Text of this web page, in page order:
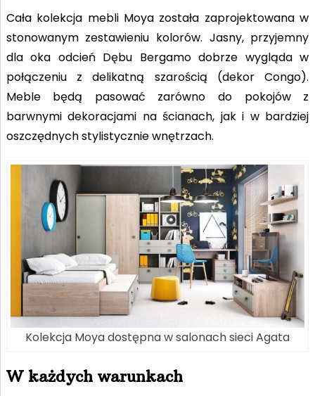
Cała kolekcja mebli Moya została zaprojektowana w
stonowanym zestawieniu kolorów. Jasny, przyjemny
dla oka odcień Dębu Bergamo dobrze wygląda w
połączeniu z delikatną szarością (dekor Congo).
Meble będą pasować zarówno do pokojów z
barwnymi dekoracjami na ścianach, jak i w bardziej
oszczędnych stylistycznie wnętrzach.
Kolekcja Moya dostępna w salonach sieci Agata
W każdych warunkach